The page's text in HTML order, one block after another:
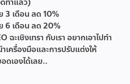
3 เดือน ลด 10%
6 เดือน ลด 20%
ะเชิงเทรา กับเรา อยากเอาไปทำ
เครื่องมือและการปรับแต่งให้
ดเองได้เลย..